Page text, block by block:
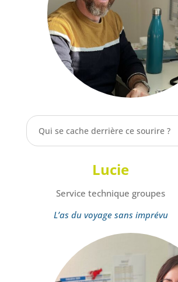
Qui se cache derrière ce sourire ?
Lucie
Service technique groupes
L’as du voyage sans imprévu